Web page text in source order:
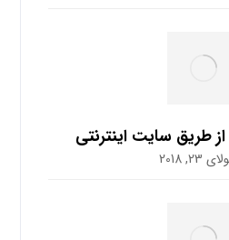
طریق سایت اینترنتی
23, 2018